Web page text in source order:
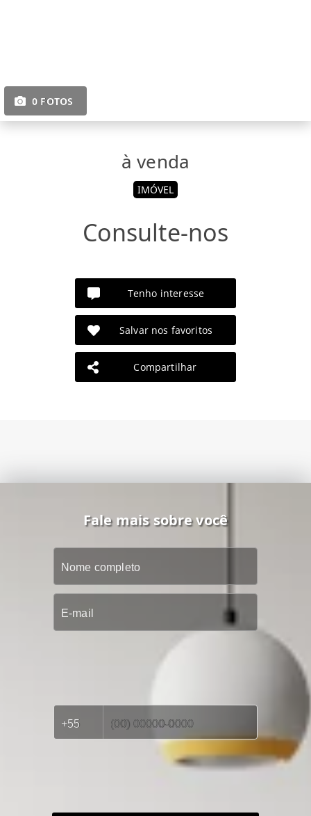
0 FOTOS
à venda
IMÓVEL
Consulte-nos
Tenho interesse
Salvar nos favoritos
Compartilhar
Fale mais sobre você